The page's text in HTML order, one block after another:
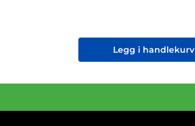
Legg i handlekurv